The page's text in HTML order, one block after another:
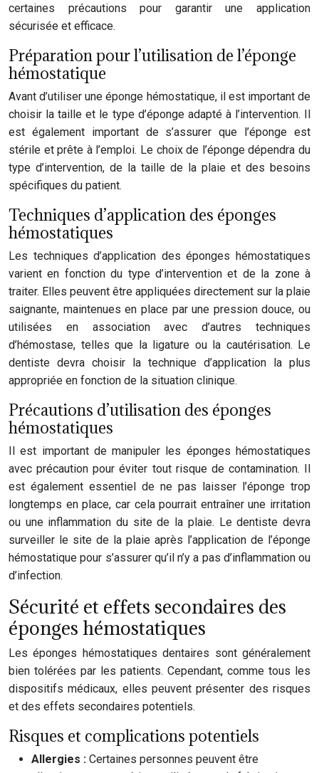
certaines précautions pour garantir une application
sécurisée et efficace.
Préparation pour l’utilisation de l’éponge
hémostatique
Avant d’utiliser une éponge hémostatique, il est important de
choisir la taille et le type d’éponge adapté à l’intervention. Il
est également important de s’assurer que l’éponge est
stérile et prête à l’emploi. Le choix de l’éponge dépendra du
type d’intervention, de la taille de la plaie et des besoins
spécifiques du patient.
Techniques d’application des éponges
hémostatiques
Les techniques d’application des éponges hémostatiques
varient en fonction du type d’intervention et de la zone à
traiter. Elles peuvent être appliquées directement sur la plaie
saignante, maintenues en place par une pression douce, ou
utilisées en association avec d’autres techniques
d’hémostase, telles que la ligature ou la cautérisation. Le
dentiste devra choisir la technique d’application la plus
appropriée en fonction de la situation clinique.
Précautions d’utilisation des éponges
hémostatiques
Il est important de manipuler les éponges hémostatiques
avec précaution pour éviter tout risque de contamination. Il
est également essentiel de ne pas laisser l’éponge trop
longtemps en place, car cela pourrait entraîner une irritation
ou une inflammation du site de la plaie. Le dentiste devra
surveiller le site de la plaie après l’application de l’éponge
hémostatique pour s’assurer qu’il n’y a pas d’inflammation ou
d’infection.
Sécurité et effets secondaires des
éponges hémostatiques
Les éponges hémostatiques dentaires sont généralement
bien tolérées par les patients. Cependant, comme tous les
dispositifs médicaux, elles peuvent présenter des risques
et des effets secondaires potentiels.
Risques et complications potentiels
Allergies : Certaines personnes peuvent être